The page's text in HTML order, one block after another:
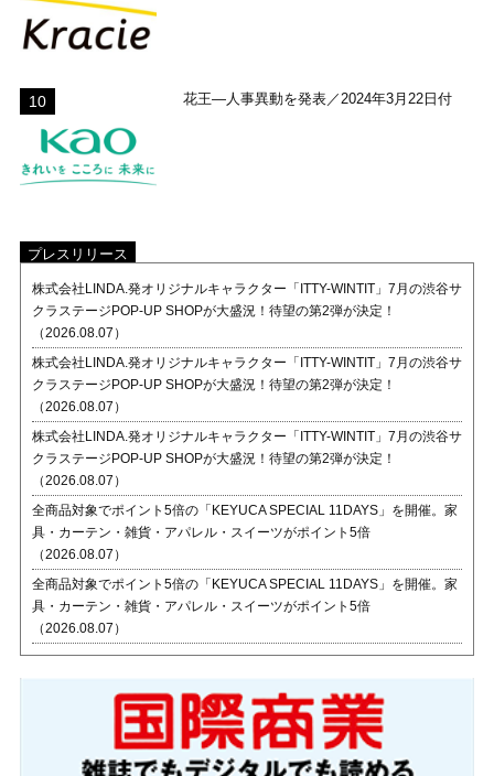
花王―人事異動を発表／2024年3月22日付
プレスリリース
株式会社LINDA.発オリジナルキャラクター「ITTY-WINTIT」7月の渋谷サ
クラステージPOP-UP SHOPが大盛況！待望の第2弾が決定！
（2026.08.07）
株式会社LINDA.発オリジナルキャラクター「ITTY-WINTIT」7月の渋谷サ
クラステージPOP-UP SHOPが大盛況！待望の第2弾が決定！
（2026.08.07）
株式会社LINDA.発オリジナルキャラクター「ITTY-WINTIT」7月の渋谷サ
クラステージPOP-UP SHOPが大盛況！待望の第2弾が決定！
（2026.08.07）
全商品対象でポイント5倍の「KEYUCA SPECIAL 11DAYS」を開催。家
具・カーテン・雑貨・アパレル・スイーツがポイント5倍
（2026.08.07）
全商品対象でポイント5倍の「KEYUCA SPECIAL 11DAYS」を開催。家
具・カーテン・雑貨・アパレル・スイーツがポイント5倍
（2026.08.07）